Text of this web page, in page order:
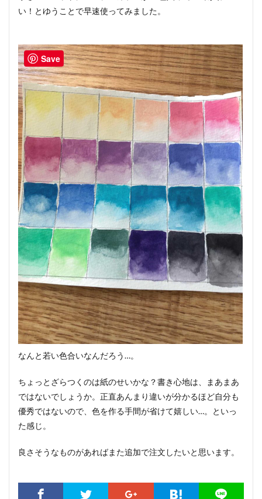
い！とゆうことで早速使ってみました。
なんと若い色合いなんだろう…。
ちょっとざらつくのは紙のせいかな？書き心地は、まあまあ
ではないでしょうか。正直あんまり違いが分かるほど自分も
優秀ではないので、色を作る手間が省けて嬉しい…。といっ
た感じ。
良さそうなものがあればまた追加で注文したいと思います。
Save